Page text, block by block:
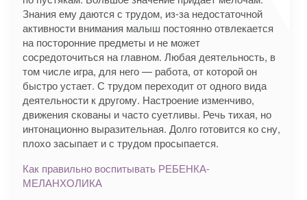
Знания ему даются с трудом, из-за недостаточной
активности внимания малыш постоянно отвлекается
на посторонние предметы и не может
сосредоточиться на главном. Любая деятельность, в
том числе игра, для него — работа, от которой он
быстро устает. С трудом переходит от одного вида
деятельности к другому. Настроение изменчиво,
движения скованы и часто суетливы. Речь тихая, но
интонационно выразительная. Долго готовится ко сну,
плохо засыпает и с трудом просыпается.
Как правильно воспитывать РЕБЕНКА-
МЕЛАНХОЛИКА